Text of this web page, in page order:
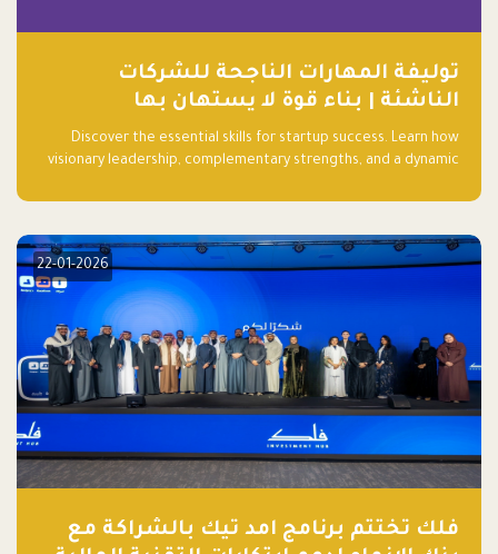
توليفة المهارات الناجحة للشركات
الناشئة | بناء قوة لا يستهان بها
Discover the essential skills for startup success. Learn how
visionary leadership, complementary strengths, and a dynamic
elevate your startup! Follow us @FalakHub
22-01-2026
فلك تختتم برنامج امد تيك بالشراكة مع